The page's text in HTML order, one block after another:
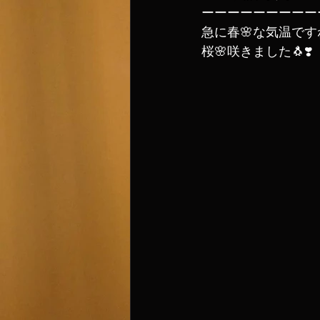
ーーーーーーーー
急に春🌸な気温です
桜🌸咲きました🐧❣️